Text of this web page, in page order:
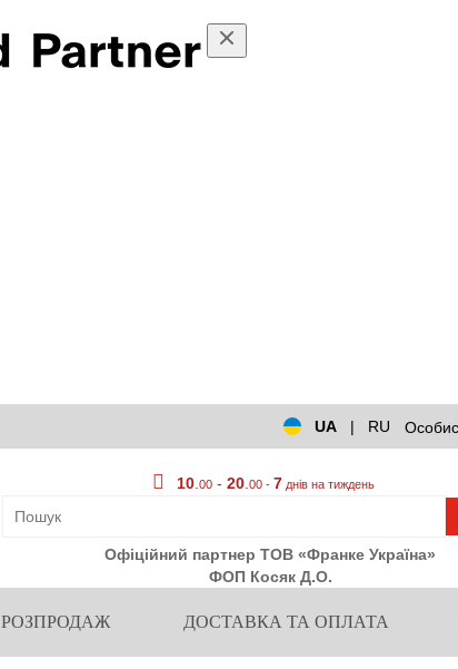
UA
| RU
10 .00 -20 .00 -7 днів на тиждень
Офіційний партнер ТОВ «Франке Україна»
ФОП Косяк Д.О.
РОЗПРОДАЖ ДОСТАВКА ТА ОПЛАТА